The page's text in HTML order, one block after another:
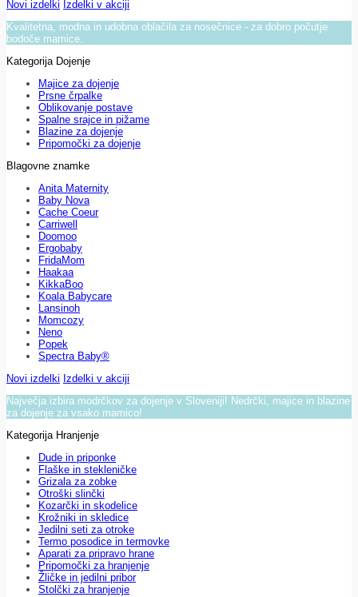
Novi izdelki Izdelki v akciji
Kvalitetna, modna in udobna oblačila za nosečnice - za dobro počutje
bodoče mamice.
Kategorija Dojenje
Majice za dojenje
Prsne črpalke
Oblikovanje postave
Spalne srajce in pižame
Blazine za dojenje
Pripomočki za dojenje
Blagovne znamke
Anita Maternity
Baby Nova
Cache Coeur
Carriwell
Doomoo
Ergobaby
FridaMom
Haakaa
KikkaBoo
Koala Babycare
Lansinoh
Momcozy
Neno
Popek
Spectra Baby®
Novi izdelki Izdelki v akciji
Največja izbira modrčkov za dojenje v Sloveniji! Nedrčki, majice in blazine
za dojenje za vsako mamico!
Kategorija Hranjenje
Dude in priponke
Flaške in stekleničke
Grizala za zobke
Otroški slinčki
Kozarčki in skodelice
Krožniki in skledice
Jedilni seti za otroke
Termo posodice in termovke
Aparati za pripravo hrane
Pripomočki za hranjenje
Žličke in jedilni pribor
Stolčki za hranjenje